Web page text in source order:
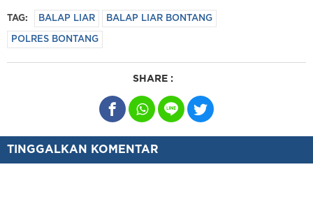
TAG: BALAP LIAR BALAP LIAR BONTANG
POLRES BONTANG
SHARE :
TINGGALKAN KOMENTAR